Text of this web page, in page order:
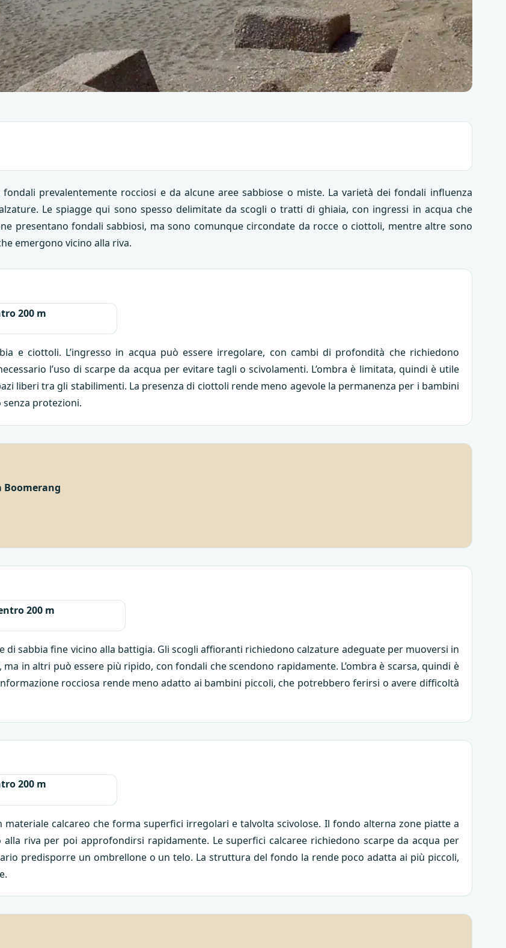
prevalentemente rocciosi e da alcune aree sabbiose o miste. La varietà dei fondali influenza
Le spiagge qui sono spesso delimitate da scogli o tratti di ghiaia, con ingressi in acqua che
presentano fondali sabbiosi, ma sono comunque circondate da rocce o ciottoli, mentre altre sono
emergono vicino alla riva.
200 m
e ciottoli. L’ingresso in acqua può essere irregolare, con cambi di profondità che richiedono
l’uso di scarpe da acqua per evitare tagli o scivolamenti. L’ombra è limitata, quindi è utile
liberi tra gli stabilimenti. La presenza di ciottoli rende meno agevole la permanenza per i bambini
protezioni.
Boomerang
200 m
sabbia fine vicino alla battigia. Gli scogli affioranti richiedono calzature adeguate per muoversi in
in altri può essere più ripido, con fondali che scendono rapidamente. L’ombra è scarsa, quindi è
rocciosa rende meno adatto ai bambini piccoli, che potrebbero ferirsi o avere difficoltà
200 m
calcareo che forma superfici irregolari e talvolta scivolose. Il fondo alterna zone piatte a
riva per poi approfondirsi rapidamente. Le superfici calcaree richiedono scarpe da acqua per
predisporre un ombrellone o un telo. La struttura del fondo la rende poco adatta ai più piccoli,